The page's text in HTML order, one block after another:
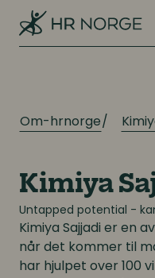
Om-hrnorge
Kimiya
Untapped potential -
Kimiya Sajjadi er en
når det kommer til
har hjulpet over 100